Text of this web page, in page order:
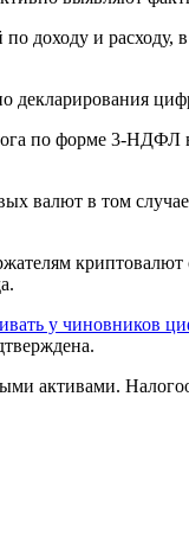
доходу и
декларирования
по форме 3-НДФЛ
валют в том
криптовалют
у чиновников
активами.